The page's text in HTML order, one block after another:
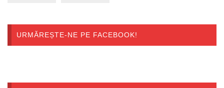
URMĂREȘTE-NE PE FACEBOOK!